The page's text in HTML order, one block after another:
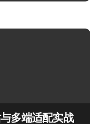
多端适配实战